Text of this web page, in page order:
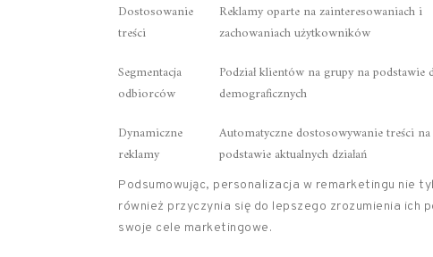
Dostosowanie
treści
Reklamy oparte na zainteresowaniach i
zachowaniach użytkowników
Segmentacja
odbiorców
Podział klientów na grupy na podstawie
demograficznych
Dynamiczne
reklamy
Automatyczne dostosowywanie treści na
podstawie aktualnych działań
Podsumowując, personalizacja w remarketingu nie
również przyczynia się do lepszego zrozumienia
swoje cele marketingowe.